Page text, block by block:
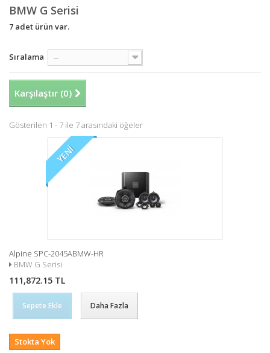
BMW G Serisi
7 adet ürün var.
Sıralama --
Karşılaştır (0)
Gösterilen 1 - 7 ile 7 arasındaki öğeler
YENI
Alpine SPC-2045ABMW-HR
BMW G Serisi
111,872.15 TL
Sepete Ekle Daha Fazla
Stokta Yok